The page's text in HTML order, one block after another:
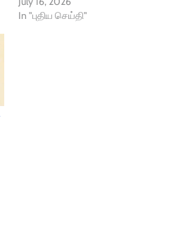
In "புதிய செய்தி"